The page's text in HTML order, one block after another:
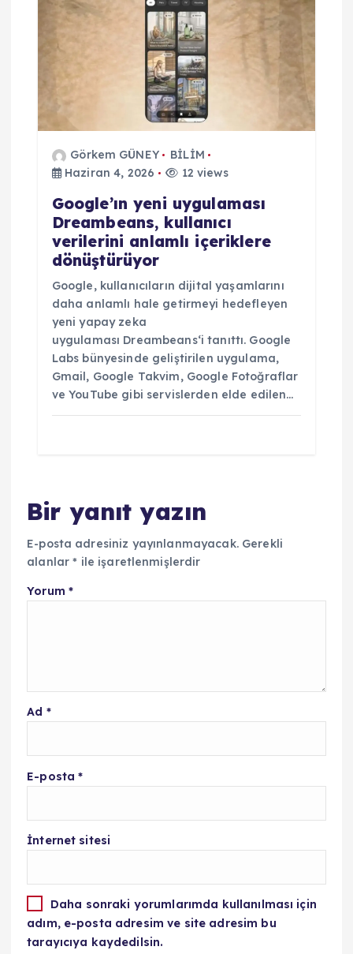
Görkem GÜNEY
BİLİM
Haziran 4, 2026
12 views
Google’ın yeni uygulaması
Dreambeans, kullanıcı
verilerini anlamlı içeriklere
dönüştürüyor
Google, kullanıcıların dijital yaşamlarını
daha anlamlı hale getirmeyi hedefleyen
yeni yapay zeka
uygulaması Dreambeans‘i tanıttı. Google
Labs bünyesinde geliştirilen uygulama,
Gmail, Google Takvim, Google Fotoğraflar
ve YouTube gibi servislerden elde edilen…
Bir yanıt yazın
E-posta adresiniz yayınlanmayacak. Gerekli
alanlar* ile işaretlenmişlerdir
Yorum *
Ad *
E-posta*
İnternet sitesi
Daha sonraki yorumlarımda kullanılması için
adım, e-posta adresim ve site adresim bu
tarayıcıya kaydedilsin.